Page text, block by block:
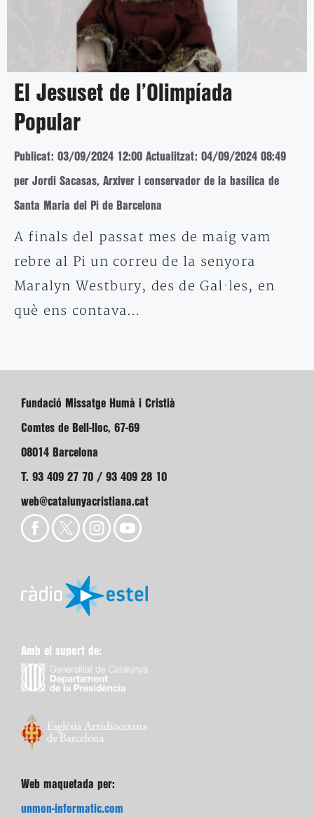
El Jesuset de l’Olimpíada
Popular
Publicat: 03/09/2024 12:00 Actualitzat: 04/09/2024 08:49
per Jordi Sacasas, Arxiver i conservador de la basílica de
Santa Maria del Pi de Barcelona
A finals del passat mes de maig vam
rebre al Pi un correu de la senyora
Maralyn Westbury, des de Gal·les, en
què ens contava…
Fundació Missatge Humà i Cristià
Comtes de Bell-lloc, 67-69
08014 Barcelona
T. 93 409 27 70 / 93 409 28 10
web@catalunyacristiana.cat
Amb el suport de:
Web maquetada per:
unmon-informatic.com